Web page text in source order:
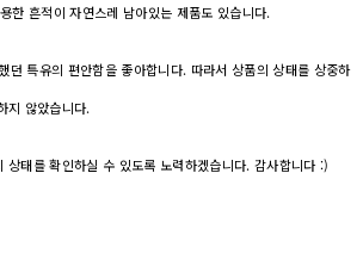
한 흔적이 자연스레 남아있는 제품도 있습니다.
던 특유의 편안함을 좋아합니다. 따라서 상품의 상태를 상중하
지 않았습니다.
상태를 확인하실 수 있도록 노력하겠습니다. 감사합니다 :)